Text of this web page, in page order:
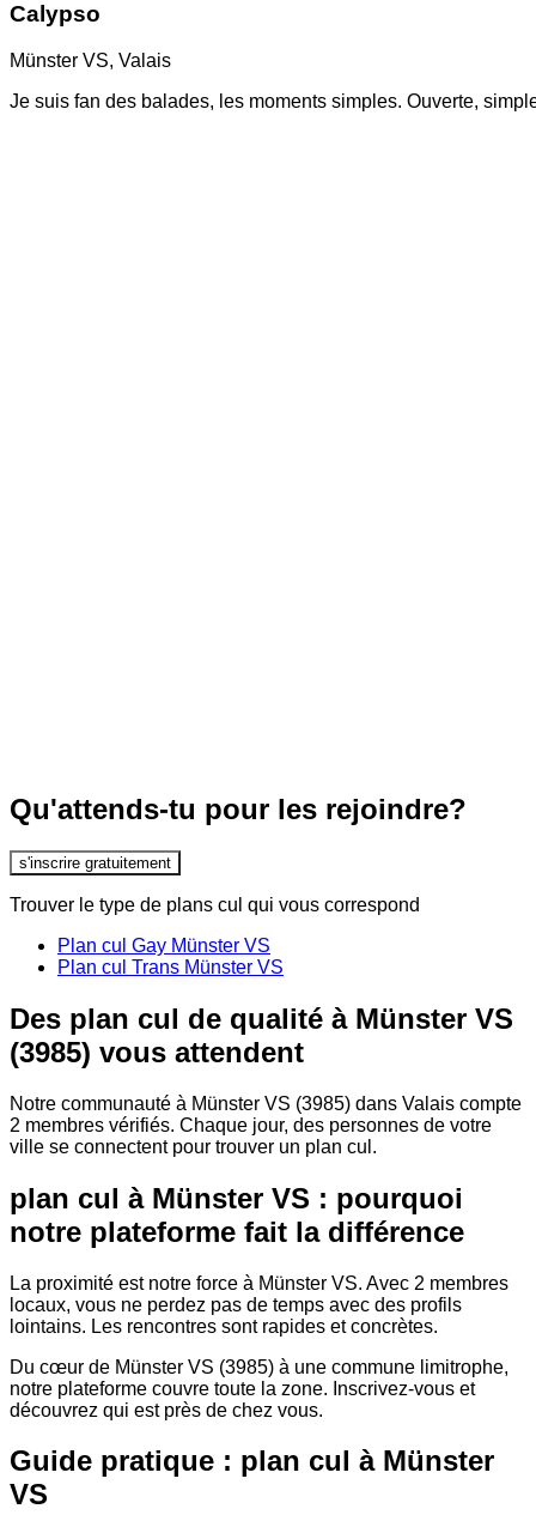
Calypso
Münster VS, Valais
Je suis fan des balades, les moments simples. Ouverte,
Qu'attends-tu pour les rejoindre?
s'inscrire gratuitement
Trouver le type de plans cul qui vous correspond
Plan cul Gay Münster VS
Plan cul Trans Münster VS
Des plan cul de qualité à Münster VS
(3985) vous attendent
Notre communauté à Münster VS (3985) dans Valais compte
2 membres vérifiés. Chaque jour, des personnes de votre
ville se connectent pour trouver un plan cul.
plan cul à Münster VS : pourquoi
notre plateforme fait la différence
La proximité est notre force à Münster VS. Avec 2 membres
locaux, vous ne perdez pas de temps avec des profils
lointains. Les rencontres sont rapides et concrètes.
Du cœur de Münster VS (3985) à une commune limitrophe,
notre plateforme couvre toute la zone. Inscrivez-vous et
découvrez qui est près de chez vous.
Guide pratique : plan cul à Münster
VS